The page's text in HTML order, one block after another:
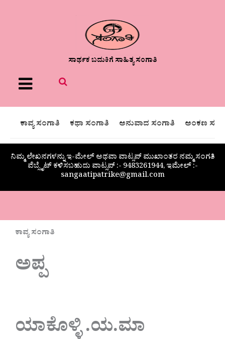
ಸಾರ್ಥಕ ಬದುಕಿಗೆ ಸಾಹಿತ್ಯ ಸಂಗಾತಿ
Menu
ಕಾವ್ಯ ಸಂಗಾತಿ ಕಥಾ ಸಂಗಾತಿ ಅನುವಾದ ಸಂಗಾತಿ ಅಂಕಣ
ನಿಮ್ಮ ಲೇಖನಗಳನ್ನು ಇ-ಮೇಲ್ ಅಥವಾ ವಾಟ್ಸಪ್ ಮುಖಾಂತರ ನಮ್ಮ ಸಂಗತಿ
ವೆಬ್ಸೈಟ್ ಕಳಿಸಬಹುದು ವಾಟ್ಸಪ್‌ :- 9483261944, ಇಮೇಲ್ :-
sangaatipatrike@gmail.com
ಕಾವ್ಯ ಸಂಗಾತಿ
ಅಪ್ಪ
ಯಾಕೊಳ್ಳಿ .ಯ.ಮಾ